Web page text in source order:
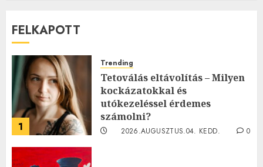
FELKAPOTT
1
Trending
Tetoválás eltávolítás – Milyen
kockázatokkal és
utókezeléssel érdemes
számolni?
2026.AUGUSZTUS.04. KEDD.
0